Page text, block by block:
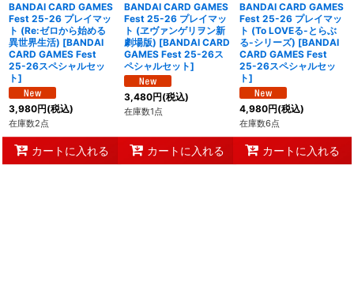
BANDAI CARD GAMES
Fest 25-26 プレイマッ
ト (Re:ゼロから始める
異世界生活) [BANDAI
CARD GAMES Fest
25-26スペシャルセッ
ト]
3,980円(税込)
在庫数2点
カートに入れる
BANDAI CARD GAMES
Fest 25-26 プレイマッ
ト (ヱヴァンゲリヲン新
劇場版) [BANDAI CARD
GAMES Fest 25-26ス
ペシャルセット]
3,480円(税込)
在庫数1点
カートに入れる
BANDAI CARD GAMES
Fest 25-26 プレイマッ
ト (To LOVEる-とらぶ
る-シリーズ) [BANDAI
CARD GAMES Fest
25-26スペシャルセッ
ト]
4,980円(税込)
在庫数6点
カートに入れる